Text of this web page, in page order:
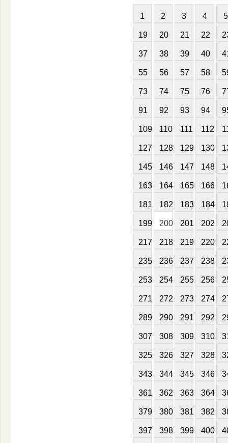
1 2 3 4 5
19 20 21 22
37 38 39 40
55 56 57 58
73 74 75 76
91 92 93 94
109 110 111 112
127 128 129 130
145 146 147 148
163 164 165 166
181 182 183 184
199 200 201 202
217 218 219 220
235 236 237 238
253 254 255 256
271 272 273 274
289 290 291 292
307 308 309 310
325 326 327 328
343 344 345 346
361 362 363 364
379 380 381 382
397 398 399 400